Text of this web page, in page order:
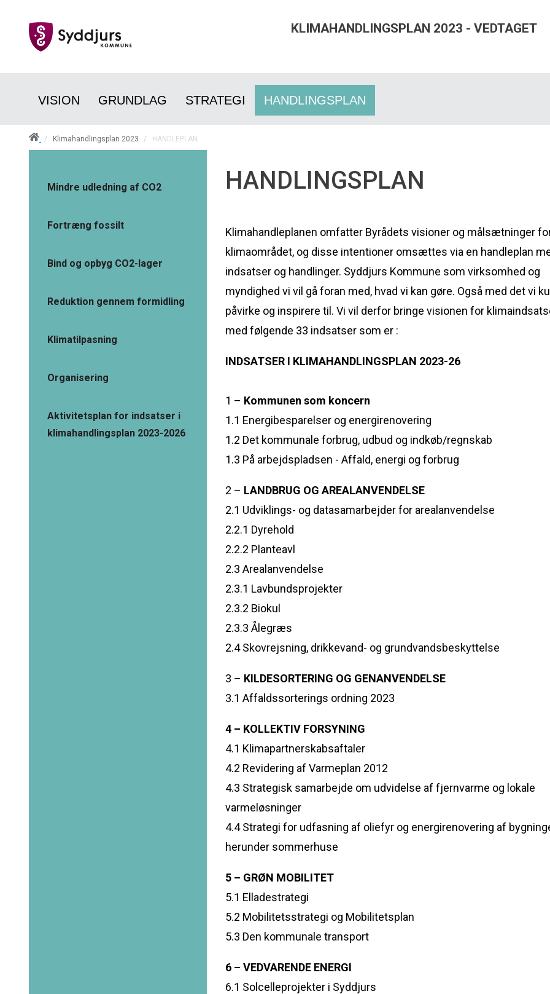
KLIMAHANDLINGSPLAN 2023 - VEDTAGET
VISION GRUNDLAG STRATEGI HANDLINGSPLAN
/ Klimahandlingsplan 2023 / HANDLEPLAN
Mindre udledning af CO2
Fortræng fossilt
Bind og opbyg CO2-lager
Reduktion gennem formidling
Klimatilpasning
Organisering
Aktivitetsplan for indsatser i
klimahandlingsplan 2023-2026
HANDLINGSPLAN
Klimahandleplanen omfatter Byrådets visioner og målsætninger
klimaområdet, og disse intentioner omsættes via en handleplan
indsatser og handlinger. Syddjurs Kommune som virksomhed og
myndighed vi vil gå foran med, hvad vi kan gøre. Også med det vi
påvirke og inspirere til. Vi vil derfor bringe visionen for
med følgende 33 indsatser som er :
INDSATSER I KLIMAHANDLINGSPLAN 2023-26
1 – Kommunen som koncern
1.1 Energibesparelser og energirenovering
1.2 Det kommunale forbrug, udbud og indkøb/regnskab
1.3 På arbejdspladsen - Affald, energi og forbrug
2 – LANDBRUG OG AREALANVENDELSE
2.1 Udviklings- og datasamarbejder for arealanvendelse
2.2.1 Dyrehold
2.2.2 Planteavl
2.3 Arealanvendelse
2.3.1 Lavbundsprojekter
2.3.2 Biokul
2.3.3 Ålegræs
2.4 Skovrejsning, drikkevand- og grundvandsbeskyttelse
3 – KILDESORTERING OG GENANVENDELSE
3.1 Affaldssorterings ordning 2023
4 – KOLLEKTIV FORSYNING
4.1 Klimapartnerskabsaftaler
4.2 Revidering af Varmeplan 2012
4.3 Strategisk samarbejde om udvidelse af fjernvarme og lokale
varmeløsninger
4.4 Strategi for udfasning af oliefyr og energirenovering af
herunder sommerhuse
5 – GRØN MOBILITET
5.1 Elladestrategi
5.2 Mobilitetsstrategi og Mobilitetsplan
5.3 Den kommunale transport
6 – VEDVARENDE ENERGI
6.1 Solcelleprojekter i Syddjurs